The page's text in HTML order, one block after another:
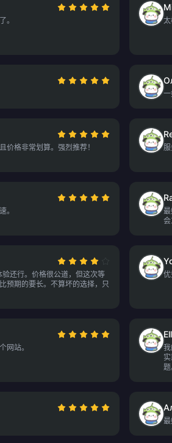
。
一
价格非常划算。强烈推荐！
。
会
还行。价格很公道，但这次等
预期的要长。不算坏的选择，只
网站。
题